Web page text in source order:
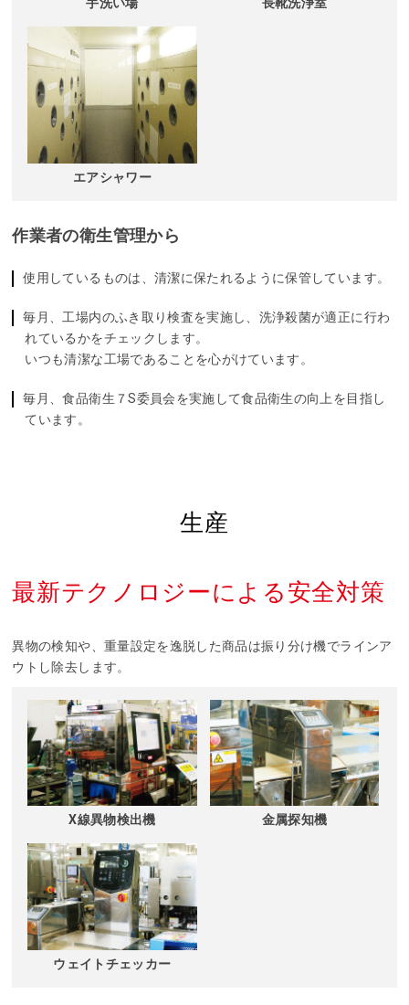
手洗い場 長靴洗浄室
エアシャワー
作業者の衛生管理から
使用しているものは、清潔に保たれるように保管しています。
毎月、工場内のふき取り検査を実施し、洗浄殺菌が適正に行わ
れているかをチェックします。
いつも清潔な工場であることを心がけています。
毎月、食品衛生７S委員会を実施して食品衛生の向上を目指し
ています。
生産
最新テクノロジーによる安全対策
異物の検知や、重量設定を逸脱した商品は振り分け機でラインア
ウトし除去します。
X線異物検出機 金属探知機
ウェイトチェッカー